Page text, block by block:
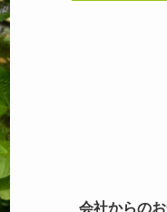
会社からの